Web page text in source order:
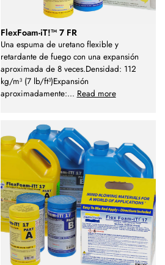
FlexFoam-iT!™ 7 FR
Una espuma de uretano flexible y
retardante de fuego con una expansión
aproximada de 8 veces.Densidad: 112
kg/m³ (7 lb/ft³)Expansión
aproximadamente:... Read more